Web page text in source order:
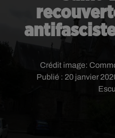
Publié : 20 janvier
Crédit image: